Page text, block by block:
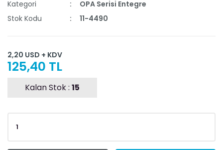
Kategori
OPA Serisi Entegre
Stok Kodu
11-4490
2,20 USD + KDV
125,40 TL
Kalan Stok : 15